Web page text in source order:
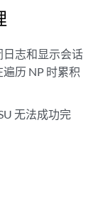
日志和显示会话
历 NP 时累积
无法成功完